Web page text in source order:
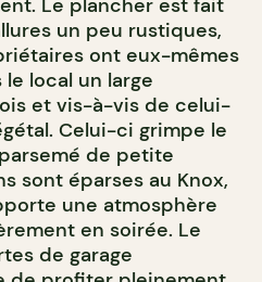
Le plancher est fait
un peu rustiques,
ont eux-mêmes
local un large
et vis-à-vis de celui-
Celui-ci grimpe le
de petite
sont éparses au Knox,
une atmosphère
en soirée. Le
de garage